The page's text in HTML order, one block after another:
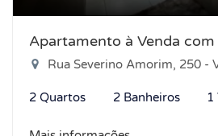
Apartamento à Venda
Rua Severino Amorim, 250 - Vale
2 Quartos 2 Banheiros 1